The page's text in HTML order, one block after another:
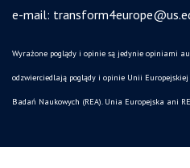
e-mail:
Wyrażone poglądy i opinie są jedynie opiniami
odzwierciedlają poglądy i opinie Unii
Badań Naukowych (REA). Unia Europejska ani